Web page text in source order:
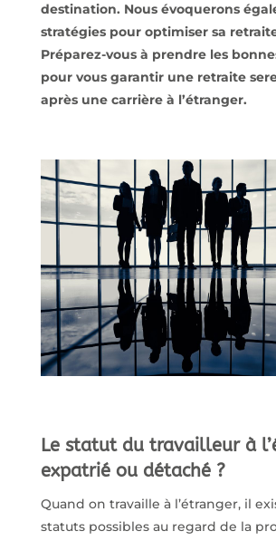
destination. Nous évoquerons
stratégies pour optimiser sa
Préparez-vous à prendre les
pour vous garantir une retraite
après une carrière à l’étranger.
Le statut du travailleur à
expatrié ou détaché ?
Quand on travaille à l’étranger, il
statuts possibles au regard de la